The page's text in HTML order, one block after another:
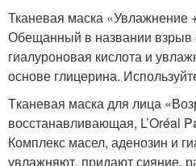
Тканевая маска «Увлажнение
Обещанный в названии взрыв
гиалуроновая кислота и
основе глицерина.
Tканевая маска для лица
восстанавливающая, L’Oréal
Комплекс масел, аденозин и
увлажняют, придают сияние,